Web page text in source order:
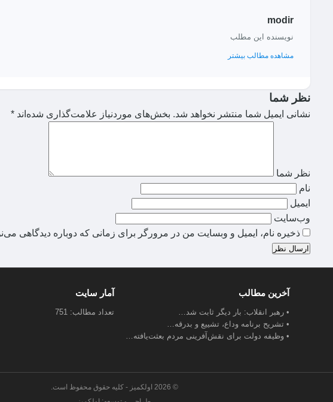
modir
نویسنده این مطلب
مشاهده مطالب بیشتر
نظر شما
نشانی ایمیل شما منتشر نخواهد شد. بخش‌های موردنیاز علامت‌گذاری شده‌اند *
نظر شما
نام
ایمیل
وب‌سایت
ذخیره نام، ایمیل و وبسایت من در مرورگر برای زمانی که دوباره دیدگاهی
ارسال نظر
آخرین مطالب
• رهبر انقلاب: بار دیگر ثابت شد…
• تشریح برنامه وداع، تشییع و بدرقه…
• وظیفه دولت برای نقش‌آفرینی مردم بعثت‌یافته…
آمار سایت
تعداد مطالب: 751
© 2026 اولکمیز - کلیه حقوق محفوظ است.